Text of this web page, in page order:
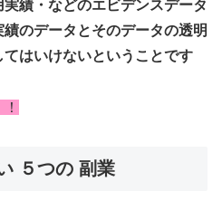
績・などのエビデンスデータ
のデータとそのデータの透明
はいけないということです
５つの 副業